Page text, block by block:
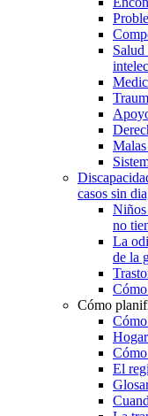
Salud
casos sin
Niños
no
La
de la
Cómo
El